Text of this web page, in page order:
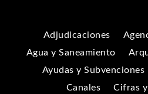
Adjudicaciones
Agua y Saneamiento
Ayudas y Subvenciones
Canales
Cifras y